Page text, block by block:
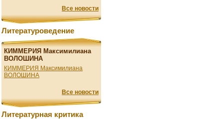
Все новости
Литературоведение
КИММЕРИЯ Максимилиана
ВОЛОШИНА
КИММЕРИЯ Максимилиана
ВОЛОШИНА
Все новости
Литературная критика